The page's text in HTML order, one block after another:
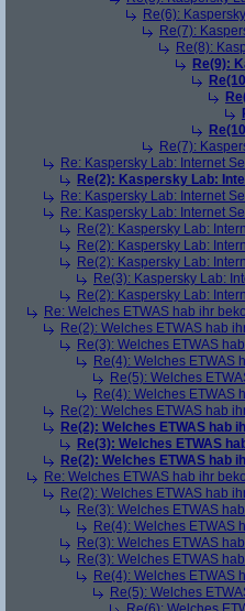
Re(6):
Re(7):
Re(8):
Re(9):
Re(7):
Re: Kaspersky Lab: Internet
Re(2): Kaspersky Lab:
Re: Kaspersky Lab: Internet
Re: Kaspersky Lab: Internet
Re(2): Kaspersky Lab:
Re(2): Kaspersky Lab:
Re(2): Kaspersky Lab:
Re(3): Kaspersky Lab:
Re(2): Kaspersky Lab:
Re: Welches ETWAS hab ihr
Re(2): Welches ETWAS hab
Re(3): Welches ETWAS
Re(4): Welches ETWAS
Re(5): Welches
Re(4): Welches ETWAS
Re(2): Welches ETWAS hab
Re(2): Welches ETWAS hab
Re(3): Welches ETWAS
Re(2): Welches ETWAS hab
Re: Welches ETWAS hab ihr
Re(2): Welches ETWAS hab
Re(3): Welches ETWAS
Re(4): Welches ETWAS
Re(3): Welches ETWAS
Re(3): Welches ETWAS
Re(4): Welches ETWAS
Re(5): Welches